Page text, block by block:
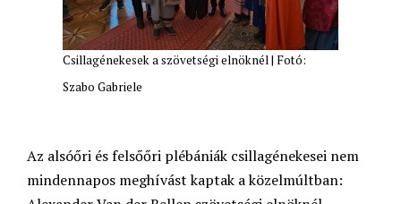
Csillagénekesek a szövetségi elnöknél | Fotó:
Szabo Gabriele
Az alsóőri és felsőőri plébániák csillagénekesei nem
mindennapos meghívást kaptak a közelmúltban: